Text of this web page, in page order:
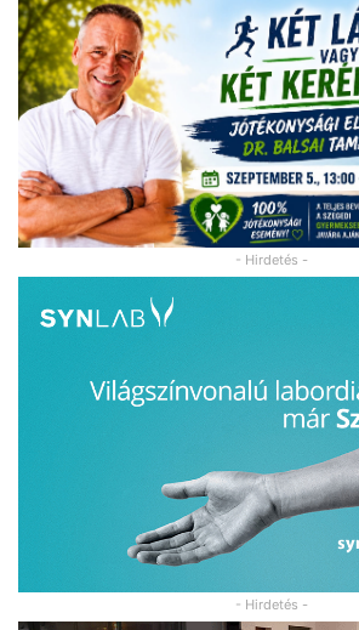
- Hirdetés -
- Hirdetés -